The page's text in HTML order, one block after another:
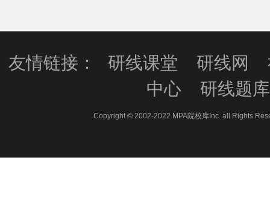
友情链接： 研线课堂 研线网
中心
研线题库
Copyright © 2002-2022 MPA院校库Inc. all Rights